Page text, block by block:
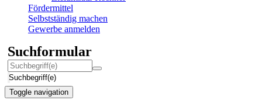
Fördermittel
Selbstständig machen
Gewerbe anmelden
Suchformular
Suchbegriff(e)
Toggle navigation